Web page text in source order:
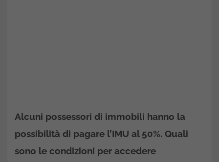
Alcuni possessori di immobili hanno la
possibilità di pagare l’IMU al 50%. Quali
sono le condizioni per accedere